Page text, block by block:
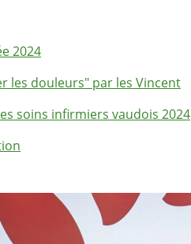
2024
les douleurs" par les Vincent
soins infirmiers vaudois 2024